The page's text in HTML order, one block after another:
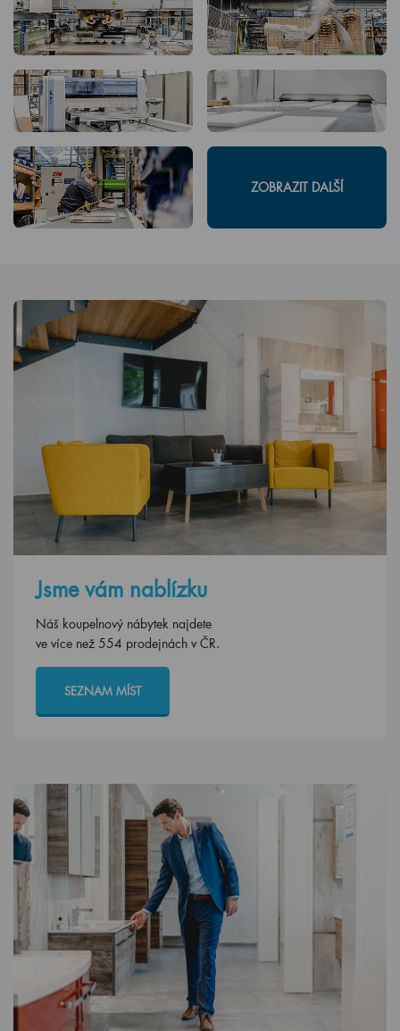
ZOBRAZIT DALŠÍ
Jsme vám nablízku
Náš koupelnový nábytek najdete
ve více než 554 prodejnách v ČR.
SEZNAM MÍST